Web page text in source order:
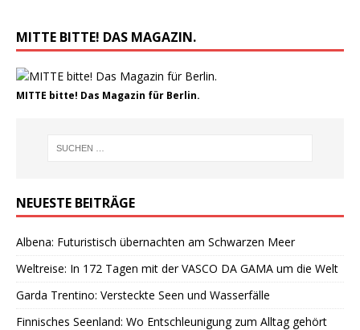
MITTE BITTE! DAS MAGAZIN.
MITTE bitte! Das Magazin für Berlin.
NEUESTE BEITRÄGE
Albena: Futuristisch übernachten am Schwarzen Meer
Weltreise: In 172 Tagen mit der VASCO DA GAMA um die Welt
Garda Trentino: Versteckte Seen und Wasserfälle
Finnisches Seenland: Wo Entschleunigung zum Alltag gehört